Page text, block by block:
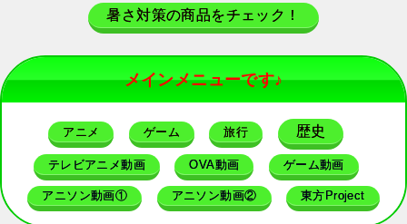
暑さ対策の商品をチェック！
メインメニューです♪
アニメ ゲーム 旅行 歴史
テレビアニメ動画 OVA動画 ゲーム動画
アニソン動画① アニソン動画② 東方Project